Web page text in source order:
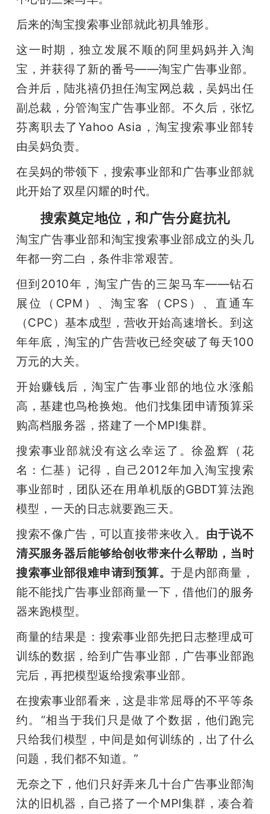
后来的淘宝搜索事业部就此初具雏形。
这一时期，独立发展不顺的阿里妈妈并入淘
宝，并获得了新的番号——淘宝广告事业部。
合并后，陆兆禧仍担任淘宝网总裁，吴妈出任
副总裁，分管淘宝广告事业部。不久后，张忆
芬离职去了Yahoo Asia，淘宝搜索事业部转
由吴妈负责。
在吴妈的带领下，搜索事业部和广告事业部就
此开始了双星闪耀的时代。
搜索奠定地位，和广告分庭抗礼
淘宝广告事业部和淘宝搜索事业部成立的头几
年都一穷二白，条件非常艰苦。
但到2010年，淘宝广告的三架马车——钻石
展位（CPM）、淘宝客（CPS）、直通车
（CPC）基本成型，营收开始高速增长。到这
年年底，淘宝的广告营收已经突破了每天100
万元的大关。
开始赚钱后，淘宝广告事业部的地位水涨船
高，基建也鸟枪换炮。他们找集团申请预算采
购高档服务器，搭建了一个MPI集群。
搜索事业部就没有这么幸运了。徐盈辉（花
名：仁基）记得，自己2012年加入淘宝搜索
事业部时，团队还在用单机版的GBDT算法跑
模型，一天的日志就要跑三天。
搜索不像广告，可以直接带来收入。 由于说不
清买服务器后能够给创收带来什么帮助，当时
搜索事业部很难申请到预算。于是内部商量，
能不能找广告事业部商量一下，借他们的服务
器来跑模型。
商量的结果是：搜索事业部先把日志整理成可
训练的数据，给到广告事业部，广告事业部跑
完后，再把模型返给搜索事业部。
在搜索事业部看来，这是非常屈辱的不平等条
约。“相当于我们只是做了个数据，他们跑完
只给我们模型，中间是如何训练的，出了什么
问题，我们都不知道。”
无奈之下，他们只好弄来几十台广告事业部淘
汰的旧机器，自己搭了一个MPI集群，凑合着